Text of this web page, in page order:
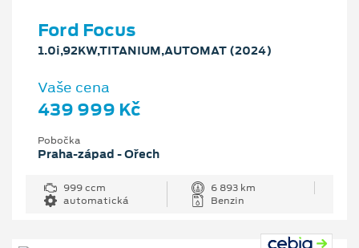
Ford Focus
1.0i,92KW,TITANIUM,AUTOMAT (2024)
Vaše cena
439 999 Kč
Pobočka
Praha-západ - Ořech
999 ccm
6 893 km
automatická
Benzin